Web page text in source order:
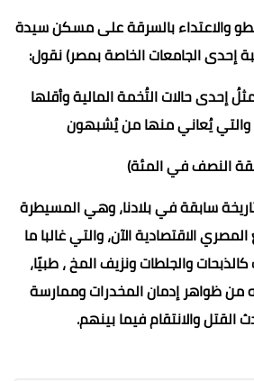
والاعتداء بالسرقة على مسكن سيدة
إحدى الجامعات الخاصة بمصر) نقول:
إحدى حالات التُخمة المالية وأقلها
والتي يُعاني منها من يُشبهون
النصف في المئة)
سابقة في بلادنا، وهي المسيطرة
الاقتصادية الآن، والتي غالبا ما
والجلطات ونزيف المخ ، طبيًا،
ظواهر إدمان المخدرات وممارسة
القتل والانتقام فيما بينهم.